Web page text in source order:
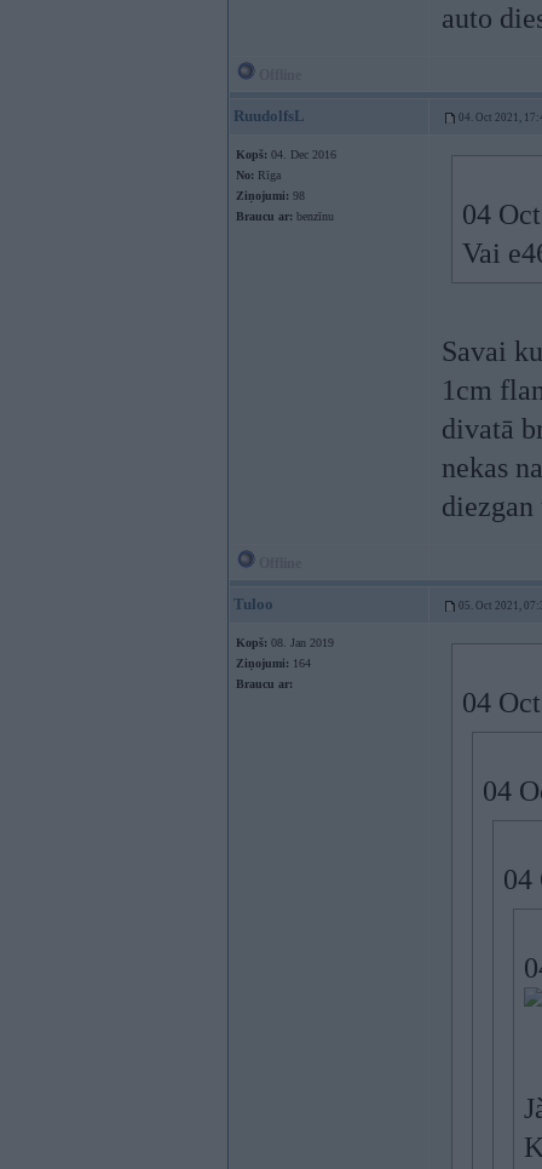
auto
RuudolfsL 04. Oct 2021,
Kopš: 04. Dec 2016
No: Rīga
Ziņojumi: 98
Braucu ar: benzīnu
04
Vai
Savai
1cm
divatā
nekas
Tuloo 05. Oct 2021,
Kopš: 08. Jan 2019
Ziņojumi: 164
Braucu ar:
04
04
04